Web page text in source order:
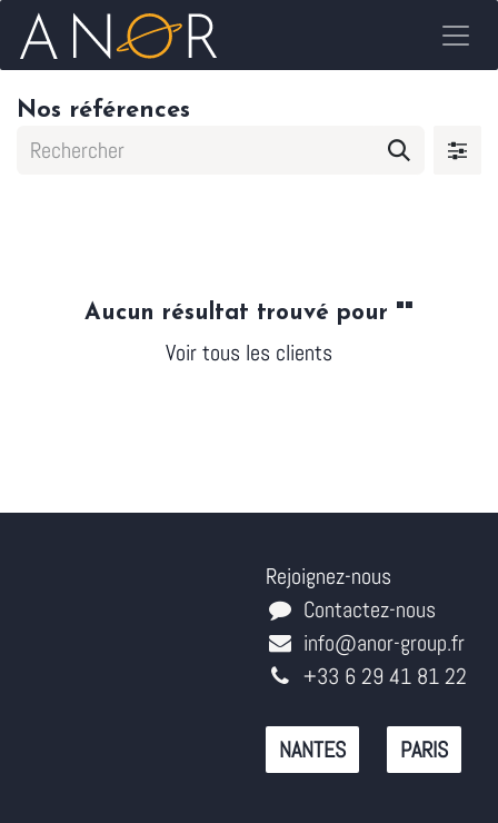
Se rendre au contenu
Nos références
Aucun résultat trouvé pour ""
Voir tous les clients
Rejoignez-nous
Contactez-nous
info@anor-group.fr
+33 6 29 41 81 22
NANTES PARIS